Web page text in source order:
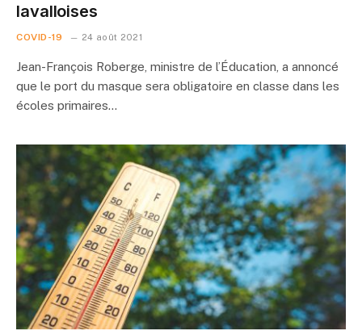
lavalloises
COVID-19 24 août 2021
Jean-François Roberge, ministre de l’Éducation, a annoncé
que le port du masque sera obligatoire en classe dans les
écoles primaires…